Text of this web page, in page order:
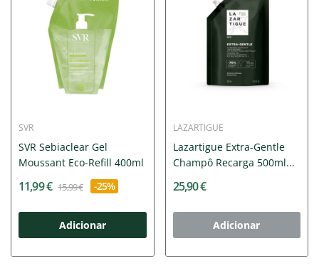
SVR
SVR Sebiaclear Gel
Moussant Eco-Refill 400ml
11,99 € 15,99 € -25%
Adicionar
LAZARTIGUE
Lazartigue Extra-Gentle
Champô Recarga 500ml...
25,90 €
Adicionar